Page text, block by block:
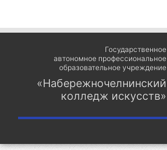
Государственное
автономное профессиональное
образовательное учреждение
«Набережночелнинский
колледж искусств»